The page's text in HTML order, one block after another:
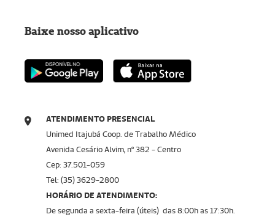
ATENDIMENTO PRESENCIAL
Unimed Itajubá Coop. de Trabalho Médico
Avenida Cesário Alvim, nº 382 - Centro
Cep: 37.501-059
Tel: (35) 3629-2800
HORÁRIO DE ATENDIMENTO:
De segunda a sexta-feira (úteis) das 8:00h as 17:30h.
Baixe nosso aplicativo